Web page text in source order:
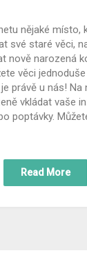
nějaké místo,
své staré věci,
nově narozená
věci
právě u nás! Na
vkládat vaše
poptávky.
Read More